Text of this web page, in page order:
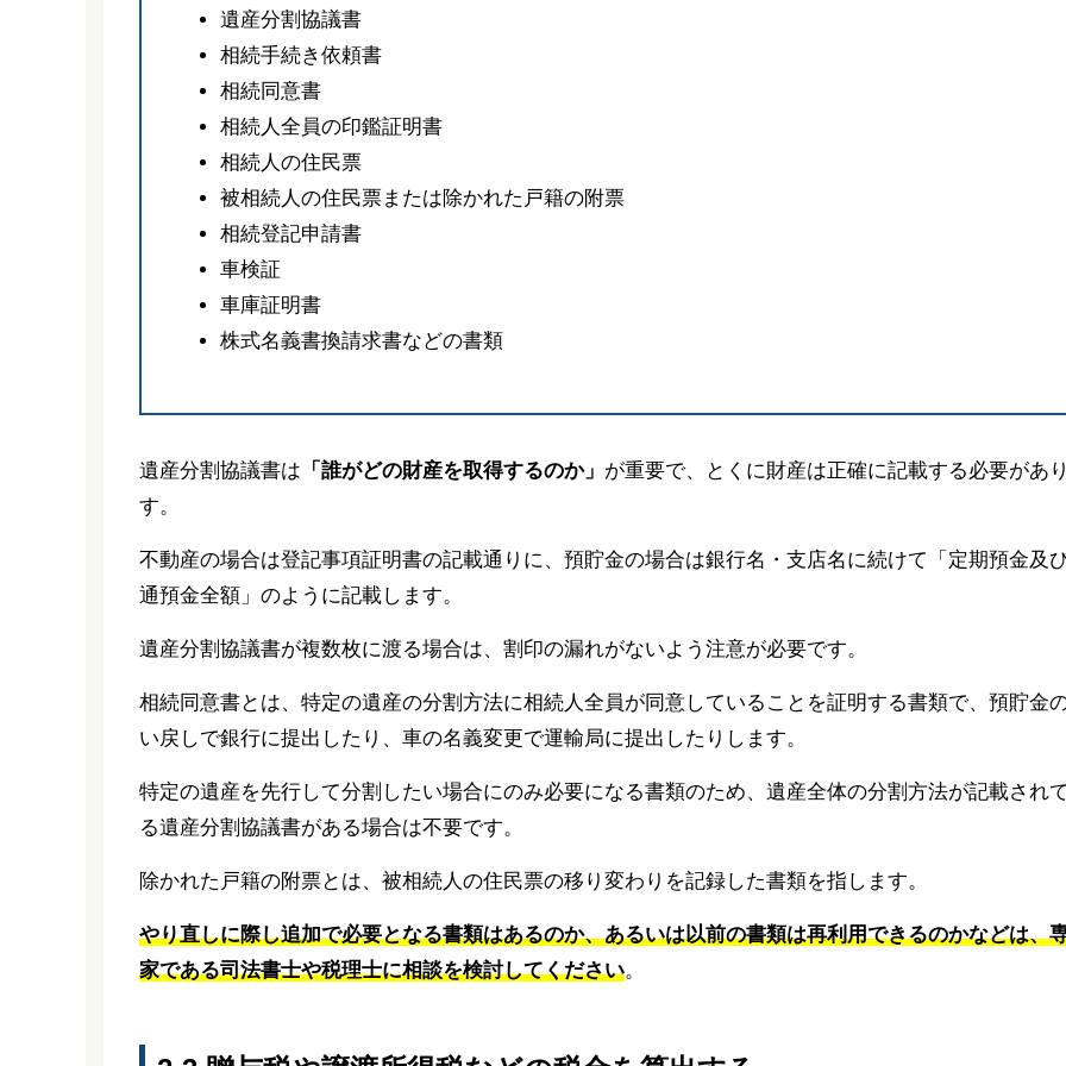
遺産分割協議書
相続手続き依頼書
相続同意書
相続人全員の印鑑証明書
相続人の住民票
被相続人の住民票または除かれた戸籍の附票
相続登記申請書
車検証
車庫証明書
株式名義書換請求書などの書類
遺産分割協議書は 「誰がどの財産を取得するのか」 が重要で、とくに財産は正確に記載する必要があ
す。
不動産の場合は登記事項証明書の記載通りに、預貯金の場合は銀行名・支店名に続けて「定期預金及
通預金全額」のように記載します。
遺産分割協議書が複数枚に渡る場合は、割印の漏れがないよう注意が必要です。
相続同意書とは、特定の遺産の分割方法に相続人全員が同意していることを証明する書類で、預貯金
い戻しで銀行に提出したり、車の名義変更で運輸局に提出したりします。
特定の遺産を先行して分割したい場合にのみ必要になる書類のため、遺産全体の分割方法が記載され
る遺産分割協議書がある場合は不要です。
除かれた戸籍の附票とは、被相続人の住民票の移り変わりを記録した書類を指します。
やり直しに際し追加で必要となる書類はあるのか、あるいは以前の書類は再利用できるのかなどは、
家である司法書士や税理士に相談を検討してください。